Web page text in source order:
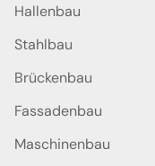
Hallenbau
Stahlbau
Brückenbau
Fassadenbau
Maschinenbau